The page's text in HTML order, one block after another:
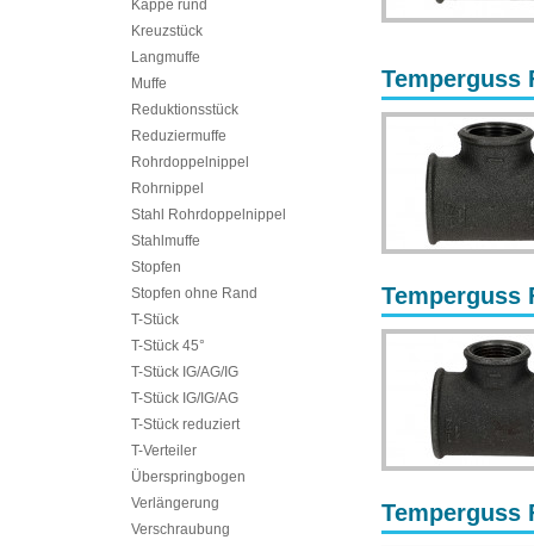
Temperguss
Temperguss
Temperguss
Kappe rund
Kreuzstück
Langmuffe
Muffe
Reduktionsstück
Reduziermuffe
Rohrdoppelnippel
Rohrnippel
Stahl Rohrdoppelnippel
Stahlmuffe
Stopfen
Stopfen ohne Rand
T-Stück
T-Stück 45°
T-Stück IG/AG/IG
T-Stück IG/IG/AG
T-Stück reduziert
T-Verteiler
Überspringbogen
Verlängerung
Verschraubung